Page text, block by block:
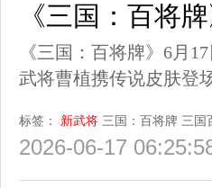
《三国：百将
《三国：百将牌》6月
武将曹植携传说皮肤登
标签： 新武将 三国：百将牌 三国
2026-06-17